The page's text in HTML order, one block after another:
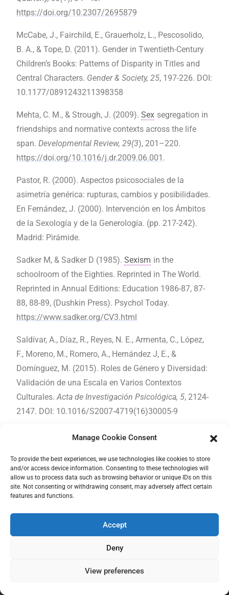
Manage Cookie Consent
To provide the best experiences, we use technologies like cookies to store
and/or access device information. Consenting to these technologies will
allow us to process data such as browsing behavior or unique IDs on this
site. Not consenting or withdrawing consent, may adversely affect certain
features and functions.
Accept
Deny
View preferences
https://doi.org/10.2307/2695879
McCabe, J., Fairchild, E., Grauerholz, L., Pescosolido,
B. A., & Tope, D. (2011). Gender in Twentieth-Century
Children’s Books: Patterns of Disparity in Titles and
Central Characters. Gender & Society, 25, 197-226. DOI:
10.1177/0891243211398358
Mehta, C. M., & Strough, J. (2009). Sex segregation in
friendships and normative contexts across the life
span. Developmental Review, 29(3), 201–220.
https://doi.org/10.1016/j.dr.2009.06.001 .
Pastor, R. (2000). Aspectos psicosociales de la
asimetría genérica: rupturas, cambios y posibilidades.
En Fernández, J. (2000). Intervención en los Ámbitos
de la Sexología y de la Generología. (pp. 217-242).
Madrid: Pirámide.
Sadker M, & Sadker D (1985). Sexism in the
schoolroom of the Eighties. Reprinted in The World.
Reprinted in Annual Editions: Education 1986-87, 87-
88, 88-89, (Dushkin Press). Psychol Today.
https://www.sadker.org/CV3.html
Saldívar, A., Díaz, R., Reyes, N. E., Armenta, C., López,
F., Moreno, M., Romero, A., Hernández J, E., &
Domínguez, M. (2015). Roles de Género y Diversidad:
Validación de una Escala en Varios Contextos
Culturales. Acta de Investigación Psicológica, 5, 2124-
2147. DOI: 10.1016/S2007-4719(16)30005-9
Tong, R (2012). Gender Roles in Ruth Chadwick (Ed),
USA: Elsevier.
GaminGEE
integrativ pentru educația timpurie privind egalitatea de gen.